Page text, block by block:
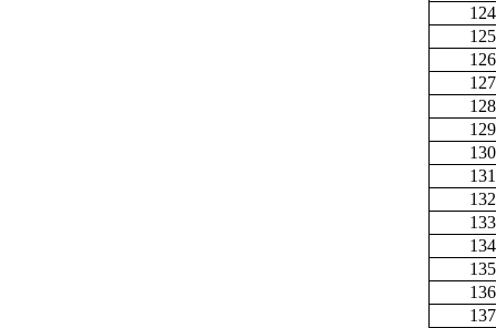
124
125
126
127
128
129
130
131
132
133
134
135
136
137